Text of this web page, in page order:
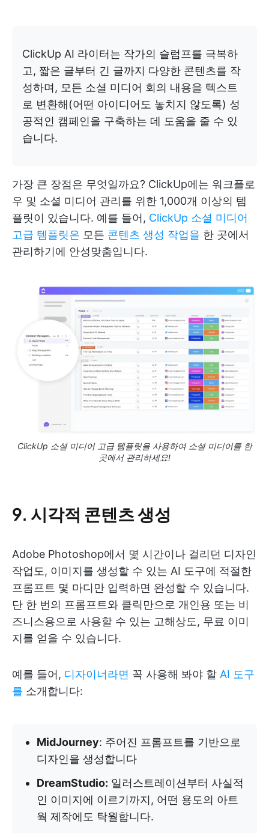
ClickUp AI 라이터는 작가의 슬럼프를 극복하
고, 짧은 글부터 긴 글까지 다양한 콘텐츠를 작
성하며, 모든 소셜 미디어 회의 내용을 텍스트
로 변환해(어떤 아이디어도 놓치지 않도록) 성
공적인 캠페인을 구축하는 데 도움을 줄 수 있
습니다.
가장 큰 장점은 무엇일까요? ClickUp에는 워크플로
우 및 소셜 미디어 관리를 위한 1,000개 이상의 템
플릿이 있습니다. 예를 들어, ClickUp 소셜 미디어
고급 템플릿은 모든 콘텐츠 생성 작업을 한 곳에서
관리하기에 안성맞춤입니다.
ClickUp 소셜 미디어 고급 템플릿을 사용하여 소셜 미디어를 한
곳에서 관리하세요!
9. 시각적 콘텐츠 생성
Adobe Photoshop에서 몇 시간이나 걸리던 디자인
작업도, 이미지를 생성할 수 있는 AI 도구에 적절한
프롬프트 몇 마디만 입력하면 완성할 수 있습니다.
단 한 번의 프롬프트와 클릭만으로 개인용 또는 비
즈니스용으로 사용할 수 있는 고해상도, 무료 이미
지를 얻을 수 있습니다.
예를 들어, 디자이너라면 꼭 사용해 봐야 할 AI 도구
를 소개합니다:
MidJourney: 주어진 프롬프트를 기반으로
디자인을 생성합니다
DreamStudio: 일러스트레이션부터 사실적
인 이미지에 이르기까지, 어떤 용도의 아트
웍 제작에도 탁월합니다.